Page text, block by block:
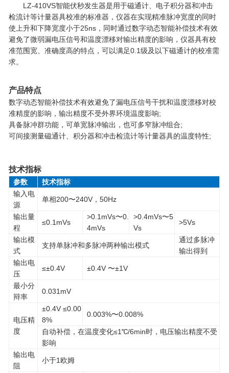
LZ-410VS智能伏秒发生器是用于磁通计、电子积分器和冲击
检流计等计量器具校准的标准器，仪器在实现精准脉冲宽度的同时
使上升和下降宽度小于25ns，同时通过数字动态智能补偿技术有效
避免了微弱漏电压信号和温度漂移对输出精度的影响，仪器具有校
准范围宽、准确度高的特点，可以满足0.1级及以下磁通计的校准需
求。
产品特点
数字动态智能补偿技术有效避免了漏电压信号干扰和温度漂移对校
准精度的影响，输出精度不受外界环境温度影响;
具备脉冲群功能，可单宽脉冲输出，也可多窄脉冲组合;
可间接测量磁通计、积分器和冲击检流计等计量器具的温度特性;
技术指标
参数
技术指标
输入电
源
单相200〜240V，50Hz
输出量
程
≤0.1mVs
>0.1mVs〜0.
4mVs
>0.4mVs〜5
Vs
>5Vs
输出模
式
支持单脉冲和多脉冲两种输出模式
通过多脉冲
输出得到
输出电
压
≤±0.4V ±0.4V 〜±1V
最小分
辩率
0.031mV
电压精
度
±0.4V ≤0.00
8%
0.003%〜0.008%
自动补偿，在温度变化≤1℃/6min时，电压输出精度不受
影响
输出电
阻
小于1欧姆